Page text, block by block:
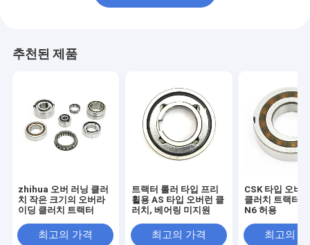
추천된 제품
zhihua 오버 러닝 클러
치 작은 크기의 오버라
이딩 클러치 트랙터
최고의 가격
트랙터 롤러 타입 프리
휠용 AS 타입 오버런 클
러치, 베어링 미지원
최고의 가격
CSK 타입 오버
클러치 트랙터
N6 허용
최고의